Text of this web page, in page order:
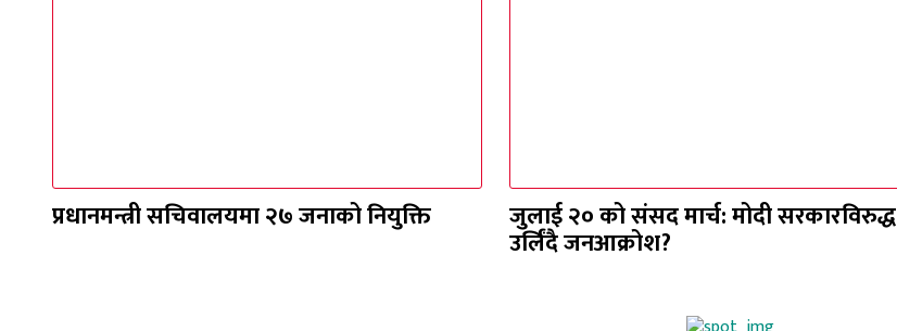
प्रधानमन्त्री सचिवालयमा २७ जनाको नियुक्ति जुलाई २० को संसद मार्च: मोदी सरकारविरुद्ध
उर्लिंदै जनआक्रोश?